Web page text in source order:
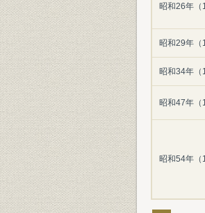
昭和26年（
昭和29年（
昭和34年（
昭和47年（
昭和54年（